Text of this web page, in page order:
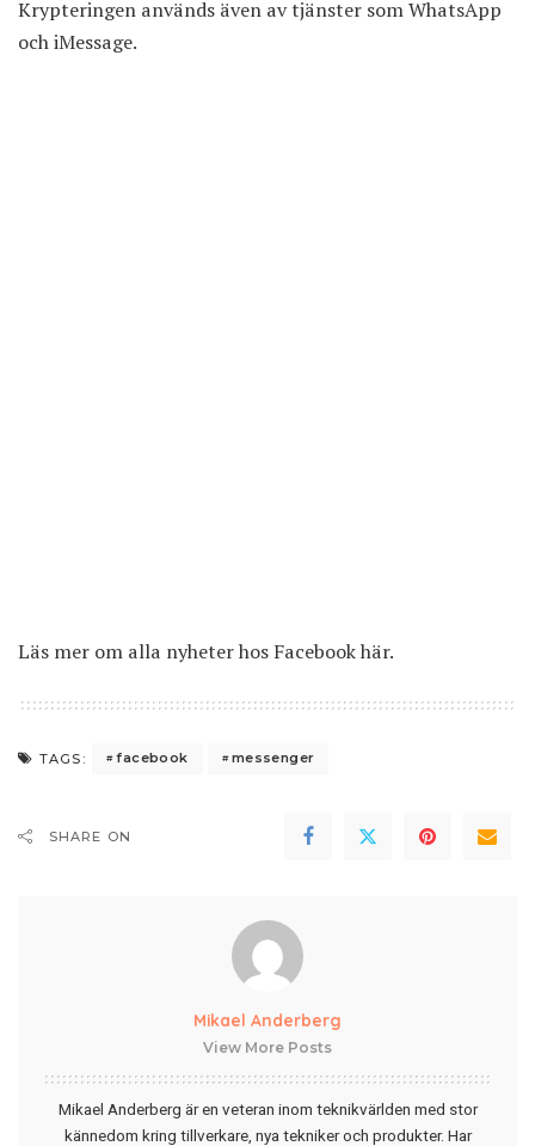
Krypteringen används även av tjänster som WhatsApp
och iMessage.
Läs mer om alla nyheter hos Facebookhär.
TAGS: facebook messenger
SHARE ON
Mikael Anderberg
View More Posts
Mikael Anderberg är en veteran inom teknikvärlden med stor
kännedom kring tillverkare, nya tekniker och produkter. Har